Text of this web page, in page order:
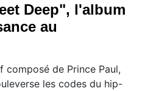
Deep", l'album
au
composé de Prince Paul,
les codes du hip-